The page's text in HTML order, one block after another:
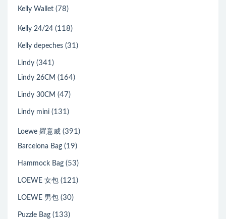
Kelly Wallet (78)
Kelly 24/24 (118)
Kelly depeches (31)
Lindy (341)
Lindy 26CM (164)
Lindy 30CM (47)
Lindy mini (131)
Loewe 羅意威 (391)
Barcelona Bag (19)
Hammock Bag (53)
LOEWE 女包 (121)
LOEWE 男包 (30)
Puzzle Bag (133)